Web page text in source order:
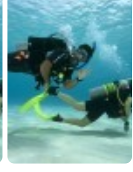
Carros
Guía de turismo